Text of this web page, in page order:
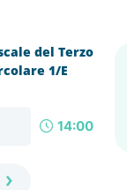
del Terzo
1/E
14:00